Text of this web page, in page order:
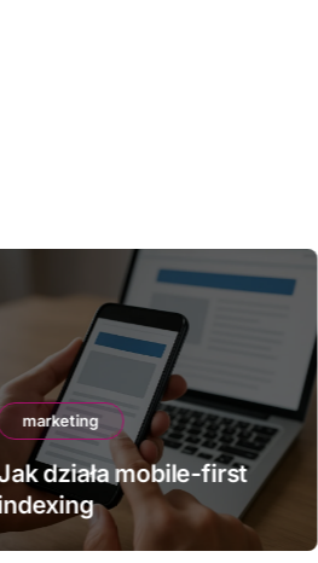
marketing
działa mobile-first